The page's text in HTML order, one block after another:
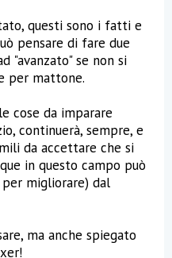
questi sono i fatti e
pensare di fare due
"avanzato" se non si
per mattone.
cose da imparare
continuerà, sempre, e
da accettare che si
in questo campo può
migliorare) dal
ma anche spiegato